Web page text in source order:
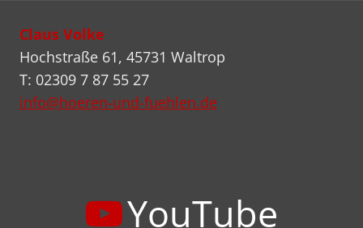
Claus Volke
Hochstraße 61, 45731 Waltrop
T: 02309 7 87 55 27
info@hoeren-und-fuehlen.de
YouTube